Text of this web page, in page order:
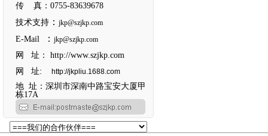
传 真：0755-83639678
技术支持 ： jkp@szjkp.com
E-Mail ： jkp@szjkp.com
网 址： http://www.szjkp.com
网 址: http://jkpliu.1688.com
地 址：深圳市深南中路宝安大厦甲
栋17A